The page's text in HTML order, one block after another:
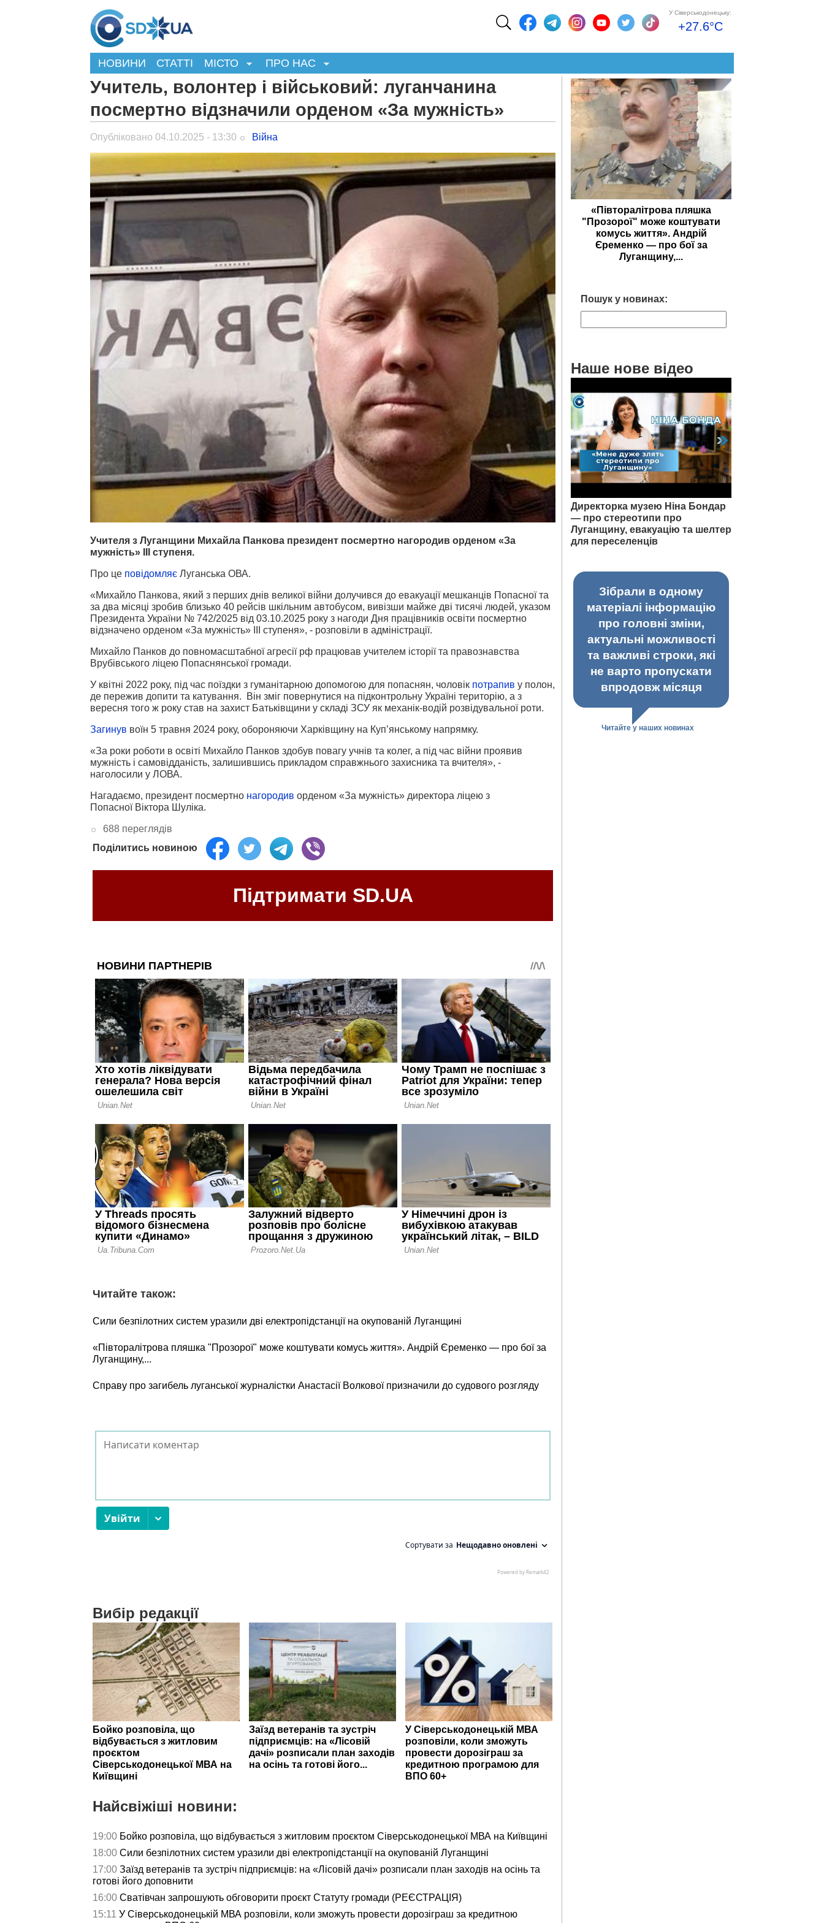
У Сіверськодонецьку:
+27.6°C
НОВИНИ СТАТТІ МІСТО ПРО НАС
Учитель, волонтер і військовий: луганчанина
посмертно відзначили орденом «За мужність»
Опубліковано 04.10.2025 - 13:30 Війна
Учителя з Луганщини Михайла Панкова президент посмертно нагородив орденом «За
мужність» III ступеня.
Про це повідомляє Луганська ОВА.
«Михайло Панкова, який з перших днів великої війни долучився до евакуації мешканців Попасної та
за два місяці зробив близько 40 рейсів шкільним автобусом, вивізши майже дві тисячі людей, указом
Президента України № 742/2025 від 03.10.2025 року з нагоди Дня працівників освіти посмертно
відзначено орденом «За мужність» III ступеня», - розповіли в адміністрації.
Михайло Панков до повномасштабної агресії рф працював учителем історії та правознавства
Врубівського ліцею Попаснянської громади.
У квітні 2022 року, під час поїздки з гуманітарною допомогою для попаснян, чоловік потрапив у полон,
де пережив допити та катування. Він зміг повернутися на підконтрольну Україні територію, а з
вересня того ж року став на захист Батьківщини у складі ЗСУ як механік-водій розвідувальної роти.
Загинув воїн 5 травня 2024 року, обороняючи Харківщину на Куп’янському напрямку.
«За роки роботи в освіті Михайло Панков здобув повагу учнів та колег, а під час війни проявив
мужність і самовідданість, залишившись прикладом справжнього захисника та вчителя», -
наголосили у ЛОВА.
Нагадаємо, президент посмертно нагородив орденом «За мужність» директора ліцею з
Попасної Віктора Шуліка.
688 переглядів
Поділитись новиною
Підтримати SD.UA
Читайте також:
Сили безпілотних систем уразили дві електропідстанції на окупованій Луганщині
«Півторалітрова пляшка "Прозорої" може коштувати комусь життя». Андрій Єременко — про бої за
Луганщину,...
Справу про загибель луганської журналістки Анастасії Волкової призначили до судового розгляду
Вибір редакції
Бойко розповіла, що
відбувається з житловим
проєктом
Сіверськодонецької МВА на
Київщині
Заїзд ветеранів та зустріч
підприємців: на «Лісовій
дачі» розписали план заходів
на осінь та готові його...
У Сіверськодонецькій МВА
розповіли, коли зможуть
провести дорозіграш за
кредитною програмою для
ВПО 60+
Найсвіжіші новини:
19:00 Бойко розповіла, що відбувається з житловим проєктом Сіверськодонецької МВА на Київщині
18:00 Сили безпілотних систем уразили дві електропідстанції на окупованій Луганщині
17:00 Заїзд ветеранів та зустріч підприємців: на «Лісовій дачі» розписали план заходів на осінь та
готові його доповнити
16:00 Сватівчан запрошують обговорити проєкт Статуту громади (РЕЄСТРАЦІЯ)
15:11 У Сіверськодонецькій МВА розповіли, коли зможуть провести дорозіграш за кредитною
«Півторалітрова пляшка
"Прозорої" може коштувати
комусь життя». Андрій
Єременко — про бої за
Луганщину,...
Пошук у новинах:
Наше нове відео
Директорка музею Ніна Бондар
— про стереотипи про
Луганщину, евакуацію та шелтер
для переселенців
Зібрали в одному
матеріалі інформацію
про головні зміни,
актуальні можливості
та важливі строки, які
не варто пропускати
впродовж місяця
Читайте у наших новинах